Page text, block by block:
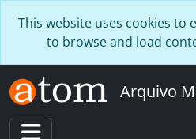
This website uses cookies to
to browse and load
Arquivo